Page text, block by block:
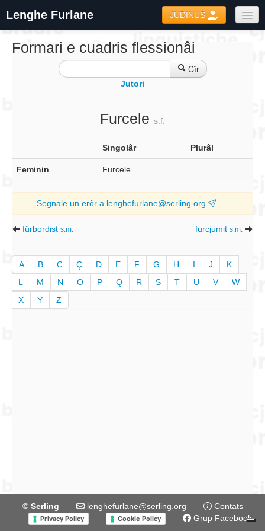
Lenghe Furlane JUDINUS
Formari e cuadris flessionâi
Cîr
Jutori
Furcele s.f.
Singolâr Plurâl
Feminin Furcele
Segnale un erôr a lenghefurlane@serling.org
fûrbordist s.m. furcjumit s.m.
A B C Ç D E F G H I J
K
L
M N O P Q R S T U V
W
X
Y Z
© Serling lenghefurlane@serling.org Contats
Privacy Policy Cookie Policy Grup Facebook